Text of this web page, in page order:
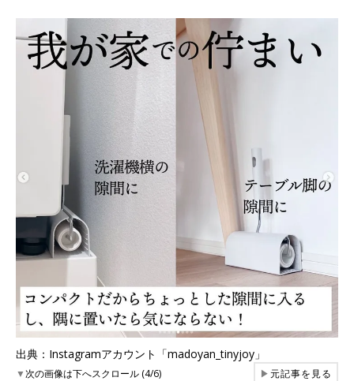
出典：Instagramアカウント「madoyan_tinyjoy」
▼次の画像は下へスクロール (4/6) ▶元記事を見る